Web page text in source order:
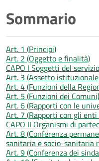
Sommario
Art. 1 (Principi)
Art. 2 (Oggetto e finalità)
CAPO I Soggetti del
Art. 3 (Assetto
Art. 4 (Funzioni della
Art. 5 (Funzioni dei Comuni)
Art. 6 (Rapporti con le
Art. 7 (Rapporti con gli
CAPO II Organismi di
Art. 8 (Conferenza
sanitaria e socio-sanitaria
Art. 9 (Conferenza dei